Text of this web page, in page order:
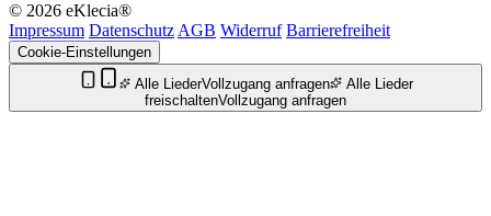
© 2026 eKlecia®
Impressum DatenschutzAGB Widerruf Barrierefreiheit
Cookie-Einstellungen
Alle LiederVollzugang anfragen
Alle Lieder
freischaltenVollzugang anfragen